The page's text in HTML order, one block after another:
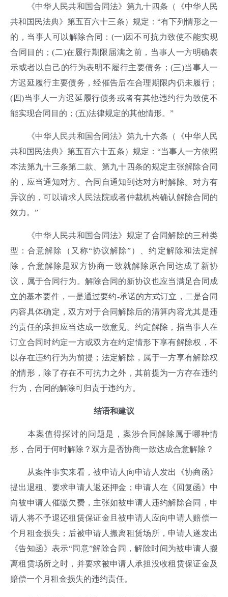
《中华人民共和国合同法》第九十四条（《中华人民
共和国民法典》第五百六十三条）规定：“有下列情形之一
的，当事人可以解除合同：(一)因不可抗力致使不能实现
合同目的；(二)在履行期限届满之前，当事人一方明确表
示或者以自己的行为表明不履行主要债务；(三)当事人一
方迟延履行主要债务，经催告后在合理期限内仍未履行；
(四)当事人一方迟延履行债务或者有其他违约行为致使不
能实现合同目的；(五)法律规定的其他情形。”
《中华人民共和国合同法》第九十六条（《中华人民
共和国民法典》第五百六十五条）规定：“当事人一方依照
本法第九十三条第二款、第九十四条的规定主张解除合同
的，应当通知对方。合同自通知到达对方时解除。对方有
异议的，可以请求人民法院或者仲裁机构确认解除合同的
效力。”
《中华人民共和国合同法》规定了合同解除的三种类
型：合意解除（又称“协议解除”）、约定解除和法定解
除，合意解除是双方协商一致就解除原合同达成了新协
议，属于合同行为。解除合同的新协议也应当满足合同成
立的基本要件，一是通过要约-承诺的方式订立，二是合同
内容具体确定，双方对于合同解除后的清算内容尤其是违
约责任的承担应当达成一致意见。约定解除，指当事人在
订立合同时约定一方或双方在约定情形下享有解除权，不
以存在违约行为为前提；法定解除，属于一方享有解除权
的情形，除了存在不可抗力之外，其前提为一方存在违约
行为，合同的解除可归责于违约方。
结语和建议
本案值得探讨的问题是，案涉合同解除属于哪种情
形，合同于何时解除？双方是否协商一致达成合意解除？
从案件事实来看，被申请人向申请人发出《协商函》
提出退租、要求申请人返还押金；申请人在《回复函》中
向被申请人催缴欠费，主张如被申请人违约解除合同，申
请人将不予退还租赁保证金且被申请人应向申请人赔偿一
个月租金损失；后被申请人搬离租赁场所，申请人遂发出
《告知函》表示“同意”解除合同，解除时间为被申请人搬
离租赁场所之时，并要求被申请人承担没收租赁保证金及
赔偿一个月租金损失的违约责任。